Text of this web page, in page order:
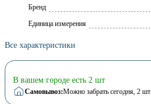
Брeнд
Единица измерения
Все характеристики
В вашем городе есть 2 шт
Самовывоз:Можно забрать сегодня, 2 шт